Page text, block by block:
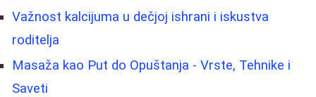
Važnost kalcijuma u dečjoj ishrani i iskustva
roditelja
Masaža kao Put do Opuštanja - Vrste, Tehnike i
Saveti